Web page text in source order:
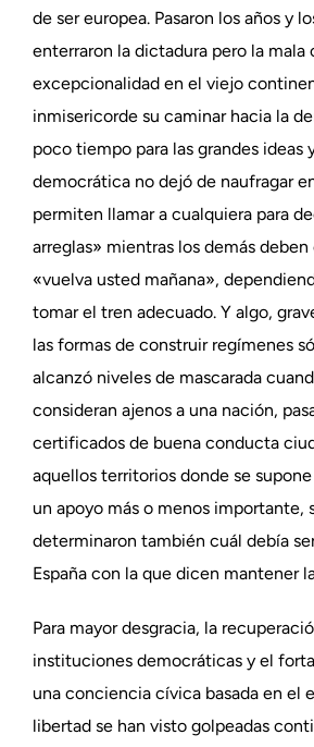
de ser europea. Pasaron los años y
enterraron la dictadura pero la mala
excepcionalidad en el viejo
inmisericorde su caminar hacia la
poco tiempo para las grandes ideas
democrática no dejó de naufragar
permiten llamar a cualquiera para
arreglas» mientras los demás
«vuelva usted mañana»,
tomar el tren adecuado. Y algo,
las formas de construir regímenes
alcanzó niveles de mascarada
consideran ajenos a una nación,
certificados de buena conducta
aquellos territorios donde se
un apoyo más o menos importante,
determinaron también cuál debía
España con la que dicen mantener
Para mayor desgracia, la
instituciones democráticas y el
una conciencia cívica basada en el
libertad se han visto golpeadas